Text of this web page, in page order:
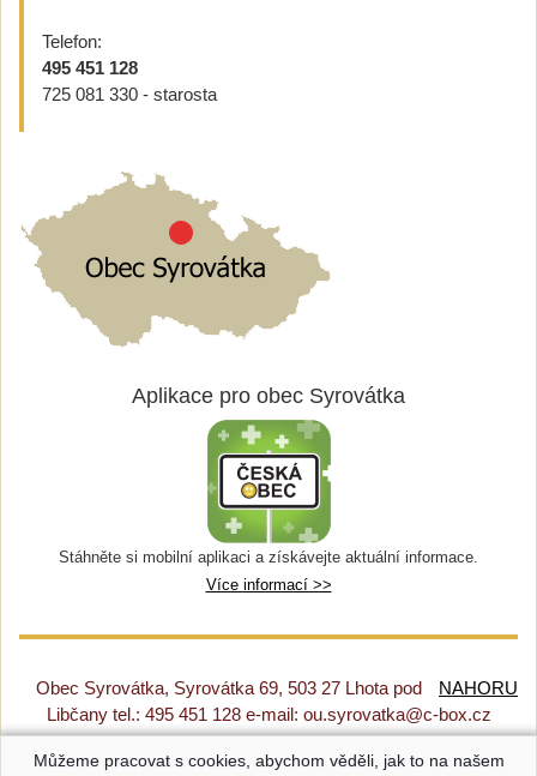
Telefon:
495 451 128
725 081 330 - starosta
Aplikace pro obec Syrovátka
Stáhněte si mobilní aplikaci a získávejte aktuální informace.
Více informací >>
NAHORU
Obec Syrovátka, Syrovátka 69, 503 27 Lhota pod
Libčany tel.: 495 451 128 e-mail: ou.syrovatka@c-box.cz
Prohlášení o přístupnosti|Původní web|Nastavení cookies
Můžeme pracovat s cookies, abychom věděli, jak to na našem